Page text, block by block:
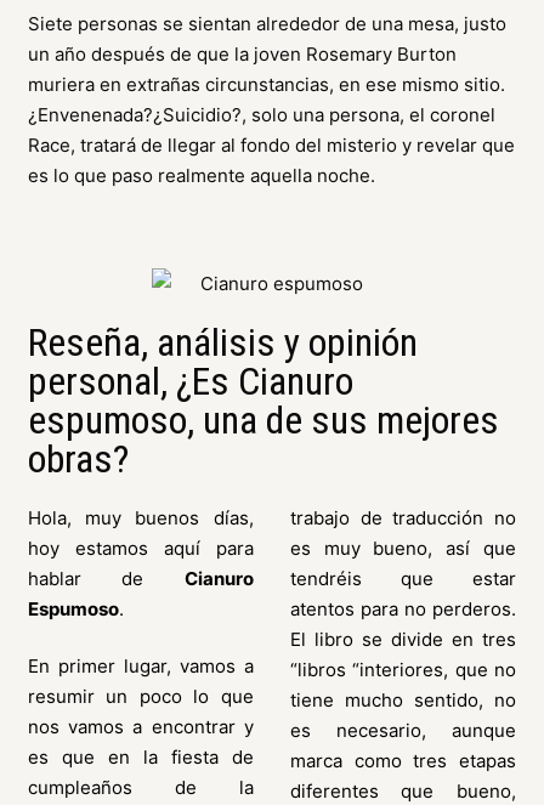
Siete personas se sientan alrededor de una mesa, justo
un año después de que la joven Rosemary Burton
muriera en extrañas circunstancias, en ese mismo sitio.
¿Envenenada?¿Suicidio?, solo una persona, el coronel
Race, tratará de llegar al fondo del misterio y revelar que
es lo que paso realmente aquella noche.
Reseña, análisis y opinión
personal, ¿Es Cianuro
espumoso, una de sus mejores
obras?
Hola, muy buenos días,
hoy estamos aquí para
hablar de Cianuro
Espumoso.
En primer lugar, vamos a
resumir un poco lo que
nos vamos a encontrar y
es que en la fiesta de
cumpleaños de la
trabajo de traducción no
es muy bueno, así que
tendréis que estar
atentos para no perderos.
El libro se divide en tres
“libros “interiores, que no
tiene mucho sentido, no
es necesario, aunque
marca como tres etapas
diferentes que bueno,